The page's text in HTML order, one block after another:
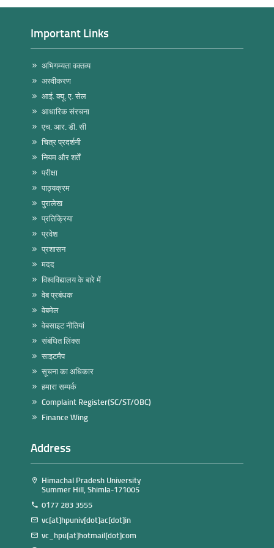
Important Links
अभिगम्यता वक्तव्य
अस्वीकरण
आई. क्यू. ए. सेल
आधारिक संरचना
एच. आर. डी. सी
चित्र प्रदर्शनी
नियम और शर्तें
परीक्षा
पाठ्यक्रम
पुरालेख
प्रतिक्रिया
प्रवेश
प्रशासन
मदद
विश्वविद्यालय के बारे में
वेब प्रबंधक
वेबमेल
वेबसाइट नीतियां
संबंधित लिंक्स
साइटमैप
सूचना का अधिकार
हमारा सम्पर्क
Complaint Register(SC/ST/OBC)
Finance Wing
Address
Himachal Pradesh University
Summer Hill, Shimla-171005
0177 283 3555
vc[at]hpuniv[dot]ac[dot]in
vc_hpu[at]hotmail[dot]com